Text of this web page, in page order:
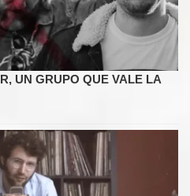
UN GRUPO QUE VALE LA